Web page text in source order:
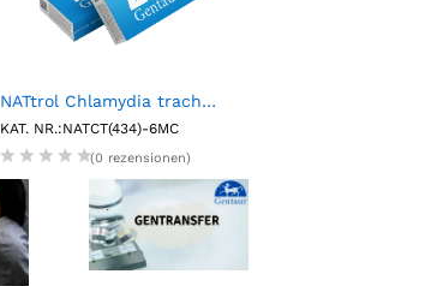
NATtrol Chlamydia trachomatis Positive Control (6 X 1 mL)
KAT. NR.:NATCT(434)-6MC
(0 rezensionen)